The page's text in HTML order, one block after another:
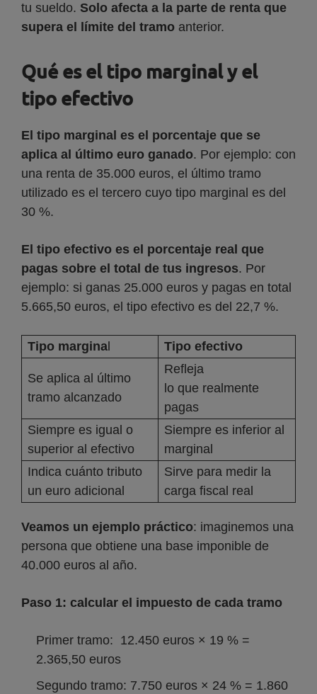
tu sueldo. Solo afecta a la parte de renta que
supera el límite del tramo anterior.
Qué es el tipo marginal y el
tipo efectivo
El tipo marginal es el porcentaje que se
aplica al último euro ganado. Por ejemplo: con
una renta de 35.000 euros, el último tramo
utilizado es el tercero cuyo tipo marginal es del
30 %.
El tipo efectivo es el porcentaje real que
pagas sobre el total de tus ingresos. Por
ejemplo: si ganas 25.000 euros y pagas en total
5.665,50 euros, el tipo efectivo es del 22,7 %.
Tipo margina Tipo efectivo
Se aplica al último
tramo alcanzado
Refleja
lo que realmente
pagas
Siempre es igual o
superior al efectivo
Siempre es inferior al
marginal
Indica cuánto tributo
un euro adicional
Sirve para medir la
carga fiscal real
Veamos un ejemplo práctico: imaginemos una
persona que obtiene una base imponible de
40.000 euros al año.
Paso 1: calcular el impuesto de cada tramo
Primer tramo: 12.450 euros × 19 % =
2.365,50 euros
Segundo tramo: 7.750 euros × 24 % = 1.860